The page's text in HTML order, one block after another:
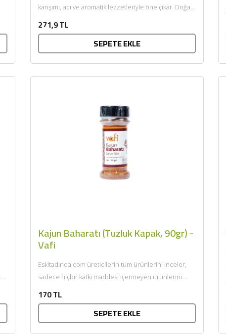
karışımı, acı ve aromatik lezzetleriyle öne çıkar. Doğal
271,9 TL
SEPETE EKLE
Kajun Baharatı (Tuzluk Kapak, 90gr) -
Vafi
Eskitadında.com üreticilerin tüm ürünlerini inceler,
sadece hiçbir katkı maddesi içermeyen ürünlerini
170 TL
SEPETE EKLE
2320,00 TL
2100,00 TL
Sızma Zeytinyağı (2025
Yeni Hasat, Güney Ege, 5
SEPETE EKLE